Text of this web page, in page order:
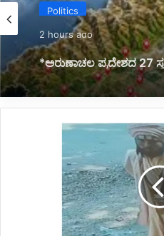
Politics
2 hours ago
*ಅರುಣಾಚಲ ಪ್ರದೇಶದ 27
ಗುರುತಿಸಿದ ಭಾರತ: ಚೀನಾಗೆ
*ಸಾರ್ವಜನಿಕರೇ